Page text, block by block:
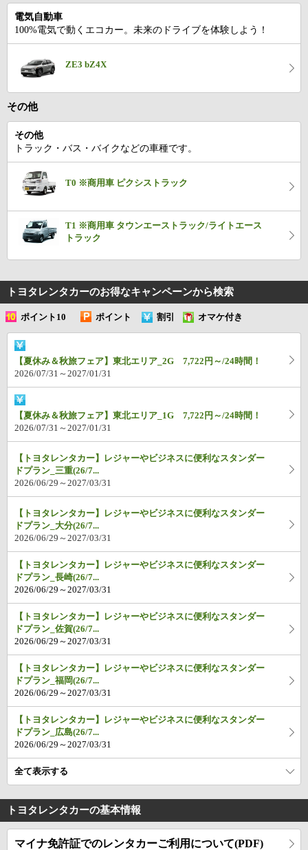
トヨタレンタカーのお得なキャンペーンから検索
ポイント10
ポイント
割引 オマケ付き
【夏休み＆秋旅フェア】東北エリア_2G 7,722円～/24時間！
2026/07/31～2027/01/31
【夏休み＆秋旅フェア】東北エリア_1G 7,722円～/24時間！
2026/07/31～2027/01/31
【トヨタレンタカー】レジャーやビジネスに便利なスタンダー
ドプラン_三重(26/7...
2026/06/29～2027/03/31
【トヨタレンタカー】レジャーやビジネスに便利なスタンダー
ドプラン_大分(26/7...
2026/06/29～2027/03/31
【トヨタレンタカー】レジャーやビジネスに便利なスタンダー
ドプラン_長崎(26/7...
2026/06/29～2027/03/31
【トヨタレンタカー】レジャーやビジネスに便利なスタンダー
ドプラン_佐賀(26/7...
2026/06/29～2027/03/31
【トヨタレンタカー】レジャーやビジネスに便利なスタンダー
ドプラン_福岡(26/7...
2026/06/29～2027/03/31
【トヨタレンタカー】レジャーやビジネスに便利なスタンダー
ドプラン_広島(26/7...
2026/06/29～2027/03/31
全て表示する
電気自動車
100%電気で動くエコカー。未来のドライブを体験しよう！
ZE3 bZ4X
その他
その他
トラック・バス・バイクなどの車種です。
T0 ※商用車 ピクシストラック
T1 ※商用車 タウンエーストラック/ライトエース
トラック
トヨタレンタカーの基本情報
マイナ免許証でのレンタカーご利用について(PDF)